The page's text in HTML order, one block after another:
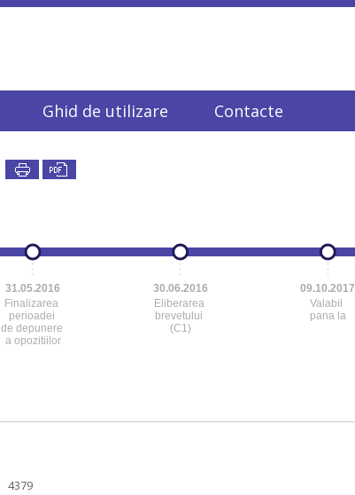
Ghid de utilizare Contacte
31.05.2016
Finalizarea
perioadei
de depunere
a opozitiilor
30.06.2016
Eliberarea
brevetului
(C1)
09.10.2017
Valabil
pana la
4379